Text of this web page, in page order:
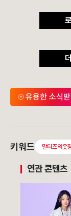
유용한 소식받
키워드 말티즈의옷
연관 콘텐츠